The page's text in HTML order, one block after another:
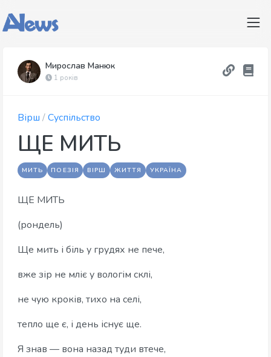
Мирослав Манюк
1 років
Вірш /Суспільство
ЩЕ МИТЬ
МИТЬ ПОЕЗІЯ ВІРШ ЖИТТЯ УКРАЇНА
ЩЕ МИТЬ
(рондель)
Ще мить і біль у грудях не пече,
вже зір не мліє у вологім склі,
не чую кроків, тихо на селі,
тепло ще є, і день існує ще.
Я знав — вона назад туди втече,